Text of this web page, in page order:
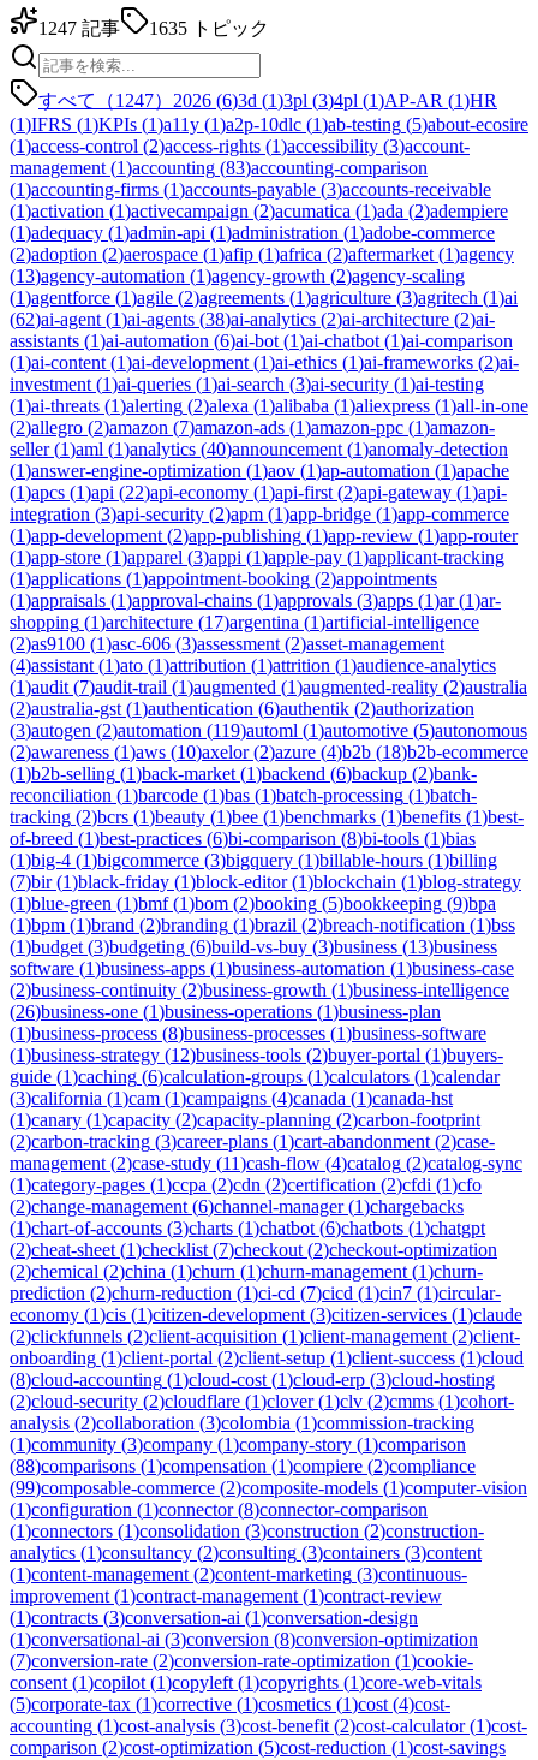
1247 記事 1635 トピック
すべて（1247） 2026 (6)3d (1)3pl (3)4pl (1)AP-AR (1)HR
(1)IFRS (1)KPIs (1)a11y (1)a2p-10dlc (1)ab-testing (5)about-ecosire
(1)access-control (2)access-rights (1)accessibility (3)account-
management (1)accounting (83)accounting-comparison
(1)accounting-firms (1)accounts-payable (3)accounts-receivable
(1)activation (1)activecampaign (2)acumatica (1)ada (2)adempiere
(1)adequacy (1)admin-api (1)administration (1)adobe-commerce
(2)adoption (2)aerospace (1)afip (1)africa (2)aftermarket (1)agency
(13)agency-automation (1)agency-growth (2)agency-scaling
(1)agentforce (1)agile (2)agreements (1)agriculture (3)agritech (1)ai
(62)ai-agent (1)ai-agents (38)ai-analytics (2)ai-architecture (2)ai-
assistants (1)ai-automation (6)ai-bot (1)ai-chatbot (1)ai-comparison
(1)ai-content (1)ai-development (1)ai-ethics (1)ai-frameworks (2)ai-
investment (1)ai-queries (1)ai-search (3)ai-security (1)ai-testing
(1)ai-threats (1)alerting (2)alexa (1)alibaba (1)aliexpress (1)all-in-one
(2)allegro (2)amazon (7)amazon-ads (1)amazon-ppc (1)amazon-
seller(1)aml (1)analytics (40)announcement (1)anomaly-detection
(1)answer-engine-optimization (1)aov (1)ap-automation (1)apache
(1)apcs (1)api (22)api-economy (1)api-first (2)api-gateway (1)api-
integration (3)api-security (2)apm (1)app-bridge (1)app-commerce
(1)app-development (2)app-publishing (1)app-review (1)app-router
(1)app-store (1)apparel (3)appi (1)apple-pay (1)applicant-tracking
(1)applications (1)appointment-booking (2)appointments
(1)appraisals (1)approval-chains (1)approvals (3)apps (1)ar(1)ar-
shopping (1)architecture (17)argentina (1)artificial-intelligence
(2)as9100 (1)asc-606 (3)assessment (2)asset-management
(4)assistant (1)ato (1)attribution (1)attrition (1)audience-analytics
(1)audit (7)audit-trail (1)augmented (1)augmented-reality (2)australia
(2)australia-gst (1)authentication (6)authentik (2)authorization
(3)autogen (2)automation (119)automl (1)automotive (5)autonomous
(2)awareness (1)aws (10)axelor(2)azure (4)b2b (18)b2b-ecommerce
(1)b2b-selling (1)back-market (1)backend (6)backup (2)bank-
reconciliation (1)barcode (1)bas (1)batch-processing (1)batch-
tracking (2)bcrs (1)beauty (1)bee (1)benchmarks (1)benefits (1)best-
of-breed (1)best-practices (6)bi-comparison (8)bi-tools (1)bias
(1)big-4 (1)bigcommerce (3)bigquery (1)billable-hours (1)billing
(7)bir(1)black-friday (1)block-editor(1)blockchain (1)blog-strategy
(1)blue-green (1)bmf(1)bom (2)booking (5)bookkeeping (9)bpa
(1)bpm (1)brand (2)branding (1)brazil (2)breach-notification (1)bss
(1)budget (3)budgeting (6)build-vs-buy (3)business (13)business
software (1)business-apps (1)business-automation (1)business-case
(2)business-continuity (2)business-growth (1)business-intelligence
(26)business-one (1)business-operations (1)business-plan
(1)business-process (8)business-processes (1)business-software
(1)business-strategy (12)business-tools (2)buyer-portal (1)buyers-
guide (1)caching (6)calculation-groups (1)calculators (1)calendar
(3)california (1)cam (1)campaigns (4)canada (1)canada-hst
(1)canary (1)capacity (2)capacity-planning (2)carbon-footprint
(2)carbon-tracking (3)career-plans (1)cart-abandonment (2)case-
management (2)case-study (11)cash-flow (4)catalog (2)catalog-sync
(1)category-pages (1)ccpa (2)cdn (2)certification (2)cfdi (1)cfo
(2)change-management (6)channel-manager(1)chargebacks
(1)chart-of-accounts (3)charts (1)chatbot (6)chatbots (1)chatgpt
(2)cheat-sheet (1)checklist (7)checkout (2)checkout-optimization
(2)chemical (2)china (1)churn (1)churn-management (1)churn-
prediction (2)churn-reduction (1)ci-cd (7)cicd (1)cin7 (1)circular-
economy (1)cis (1)citizen-development (3)citizen-services (1)claude
(2)clickfunnels (2)client-acquisition (1)client-management (2)client-
onboarding (1)client-portal (2)client-setup (1)client-success (1)cloud
(8)cloud-accounting (1)cloud-cost (1)cloud-erp (3)cloud-hosting
(2)cloud-security (2)cloudflare (1)clover(1)clv (2)cmms (1)cohort-
analysis (2)collaboration (3)colombia (1)commission-tracking
(1)community (3)company (1)company-story (1)comparison
(88)comparisons (1)compensation (1)compiere (2)compliance
(99)composable-commerce (2)composite-models (1)computer-vision
(1)configuration (1)connector(8)connector-comparison
(1)connectors (1)consolidation (3)construction (2)construction-
analytics (1)consultancy (2)consulting (3)containers (3)content
(1)content-management (2)content-marketing (3)continuous-
improvement (1)contract-management (1)contract-review
(1)contracts (3)conversation-ai (1)conversation-design
(1)conversational-ai (3)conversion (8)conversion-optimization
(7)conversion-rate (2)conversion-rate-optimization (1)cookie-
consent (1)copilot (1)copyleft (1)copyrights (1)core-web-vitals
(5)corporate-tax (1)corrective (1)cosmetics (1)cost (4)cost-
accounting (1)cost-analysis (3)cost-benefit (2)cost-calculator(1)cost-
comparison (2)cost-optimization (5)cost-reduction (1)cost-savings